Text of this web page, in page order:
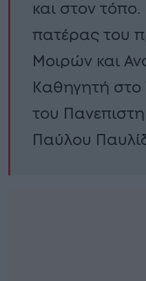
και στον
πατέρας του
Μοιρών και
Καθηγητή στο
του
Παύλου